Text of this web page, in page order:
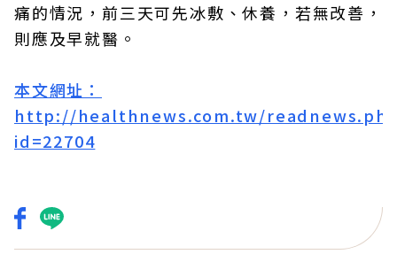
痛的情況，前三天可先冰敷、休養，若無改善，
則應及早就醫。
本文網址：
http://healthnews.com.tw/
id=22704